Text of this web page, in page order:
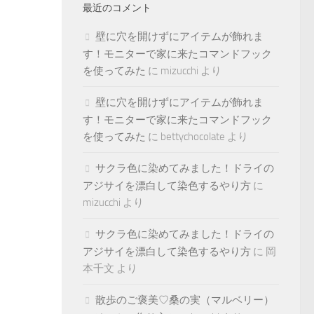
最近のコメント
壁に穴を開けずにアイテムが飾れま
す！モニターで家に来たコマンドフック
を使ってみた に mizucchi より
壁に穴を開けずにアイテムが飾れま
す！モニターで家に来たコマンドフック
を使ってみた に bettychocolate より
サクラ色に染めてみました！ドライの
アジサイを漂白して染色するやり方 に
mizucchi より
サクラ色に染めてみました！ドライの
アジサイを漂白して染色するやり方 に 岡
本千文 より
散歩のご褒美♡桑の実（マルベリー）